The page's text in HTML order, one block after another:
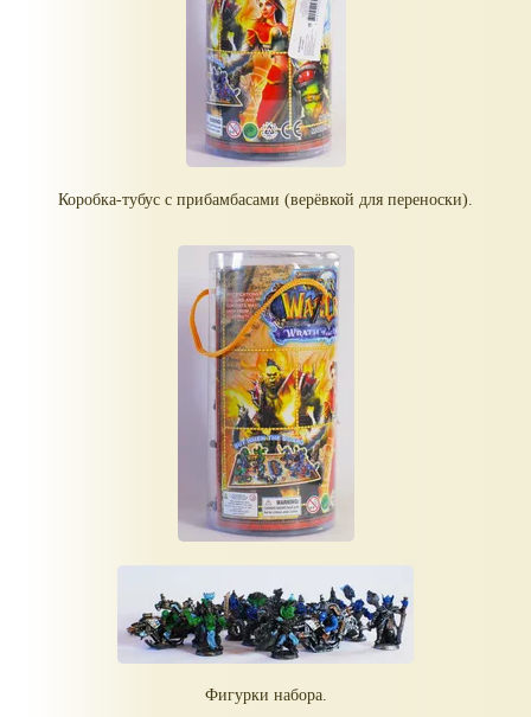
Коробка-тубус с прибамбасами (верёвкой для переноски).
Фигурки набора.